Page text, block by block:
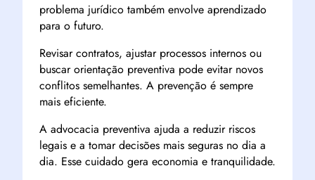
problema jurídico também envolve aprendizado
para o futuro.
Revisar contratos, ajustar processos internos ou
buscar orientação preventiva pode evitar novos
conflitos semelhantes. A prevenção é sempre
mais eficiente.
A advocacia preventiva ajuda a reduzir riscos
legais e a tomar decisões mais seguras no dia a
dia. Esse cuidado gera economia e tranquilidade.